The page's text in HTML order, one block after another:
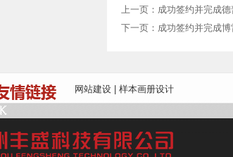
上一页： 成功签约并完成
下一页： 成功签约并完成
网站建设 样本画册设计